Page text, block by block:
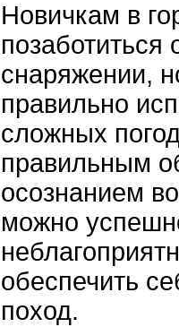
Новичкам в
позаботиться
снаряжении,
правильно
сложных
правильным
осознанием
можно
обеспечить
поход.